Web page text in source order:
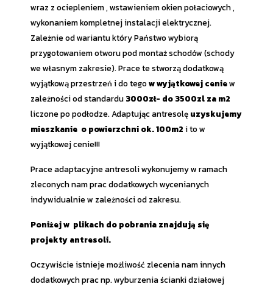
wraz z ociepleniem , wstawieniem okien połaciowych ,
wykonaniem kompletnej instalacji elektrycznej.
Zależnie od wariantu który Państwo wybiorą
przygotowaniem otworu pod montaż schodów (schody
we własnym zakresie). Prace te stworzą dodatkową
wyjątkową przestrzeń i do tegow wyjątkowej ceniew
zależności od standardu 3000zł- do 3500zl za m2
liczone po podłodze. Adaptując antresolę uzyskujemy
mieszkanie o powierzchni ok. 100m2 i to w
wyjątkowej cenie!!!
Prace adaptacyjne antresoli wykonujemy w ramach
zleconych nam prac dodatkowych wycenianych
indywidualnie w zależności od zakresu.
Poniżej w plikach do pobrania znajdują się
projekty antresoli.
Oczywiście istnieje możliwość zlecenia nam innych
dodatkowych prac np. wyburzenia ścianki działowej